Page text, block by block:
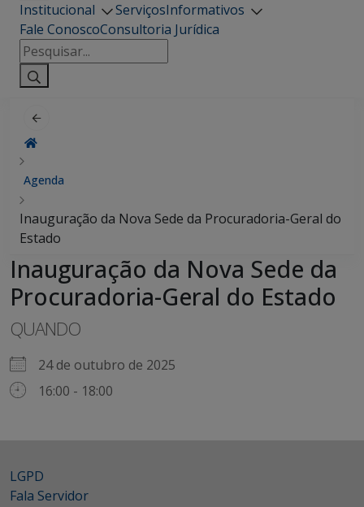
Institucional ServiçosInformativos
Fale ConoscoConsultoria Jurídica
Pesquisar
por:
Agenda
Inauguração da Nova Sede da Procuradoria-Geral do
Estado
Inauguração da Nova Sede da
Procuradoria-Geral do Estado
QUANDO
24 de outubro de 2025
16:00 - 18:00
LGPD
Fala Servidor